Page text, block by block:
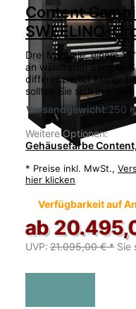
Content
SWEELINQ-
Drei Manuale, einem
an wählbaren Sample-
differenzierter Klang:
sollten Sie sich in
Versandgewicht:250
Weitere Optionen:
Gehäusefarbe
* Preise inkl. MwSt.,
hier klicken
Verfügbarkeit auf
ab
UVP: 21.095,00 € * Sie